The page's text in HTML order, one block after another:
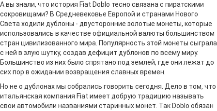
А вы знали, что история Fiat Doblo тесно связана с пиратскими
сокровищами? В Средневековье Европой и странами Нового
Света ходили дублоны - двусторонние золотые монеты, которые
использовались в качестве официальной валюты большинством
стран цивилизованного мира. Популярность этой монеты сыграла
с ней в злую шутку, создав дефицит дублонов по всему миру.
Большинство из них было спрятано под землей, где они лежат до
сих пор в ожидании возвращения славных времен.
Но не о дублонах мы собрались говорить сегодня. Дело в том, что
итальянская компания Fiat имеет добрую традицию называть
свои автомобили названиями старинных монет. Так Doblo обязан